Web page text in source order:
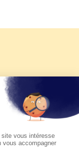
2026 de KTO
pape Léon
sur KTO le